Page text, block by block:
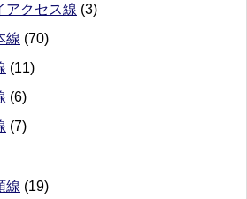
アクセス線 (3)
線 (70)
(11)
(6)
(7)
線 (19)